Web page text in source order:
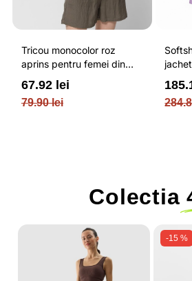
Tricou monocolor roz
aprins pentru femei din
bumbac si cu croiala boxy
OUTHORN
79.90 lei
67.92 lei
000
4F
Colectia
-15 %